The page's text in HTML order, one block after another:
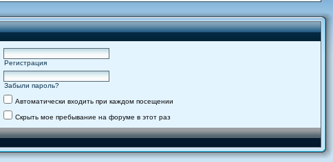
Регистрация
Забыли пароль?
Автоматически входить при каждом посещении
Скрыть мое пребывание на форуме в этот раз